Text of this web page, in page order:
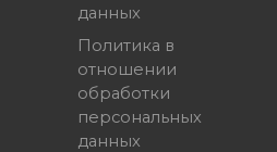
данных
Политика в
отношении
обработки
персональных
данных